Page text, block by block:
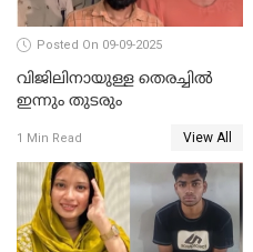
Posted On 09-09-2025
വിജിലിനായുള്ള തെരച്ചിൽ
ഇന്നും തുടരും
1 Min Read View All